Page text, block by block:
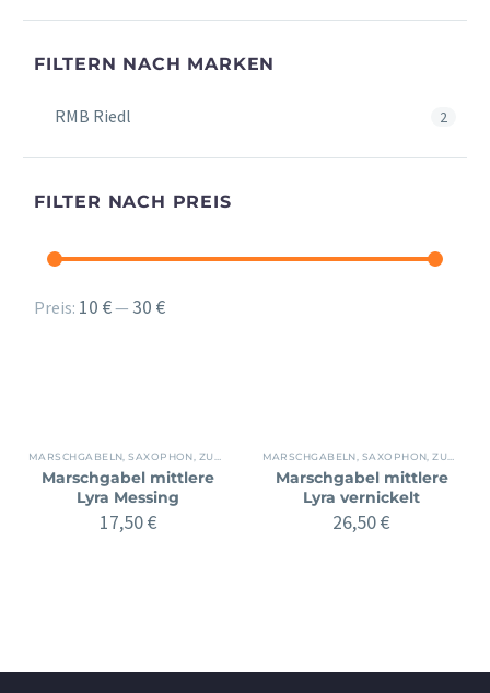
FILTERN NACH MARKEN
RMB Riedl 2
FILTER NACH PREIS
Min.
Max.
Preis: 10 €— 30 €
MARSCHGABELN ,SAXOPHON ZUBEHÖR
Marschgabel mittlere
Lyra Messing
17,50€
MARSCHGABELN SAXOPHON ,ZUBEHÖR
Marschgabel mittlere
Lyra vernickelt
26,50€